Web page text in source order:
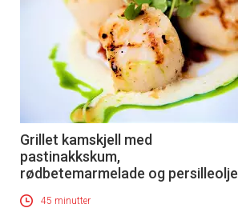
Grillet kamskjell med
pastinakkskum,
rødbetemarmelade og persilleolje
45 minutter